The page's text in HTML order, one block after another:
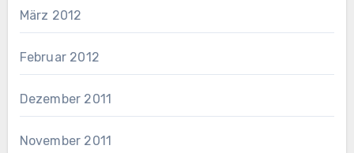
März 2012
Februar 2012
Dezember 2011
November 2011